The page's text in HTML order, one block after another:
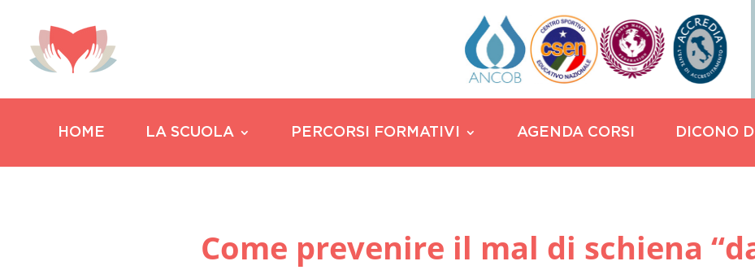
HOME LA SCUOLA PERCORSI FORMATIVI AGENDA CORSI DICONO
Come prevenire il mal di schiena